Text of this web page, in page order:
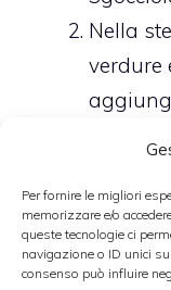
Per fornire le migliori
memorizzare e/o
queste tecnologie ci
navigazione o ID unici
consenso può influire
Nella
verdure
il vino e